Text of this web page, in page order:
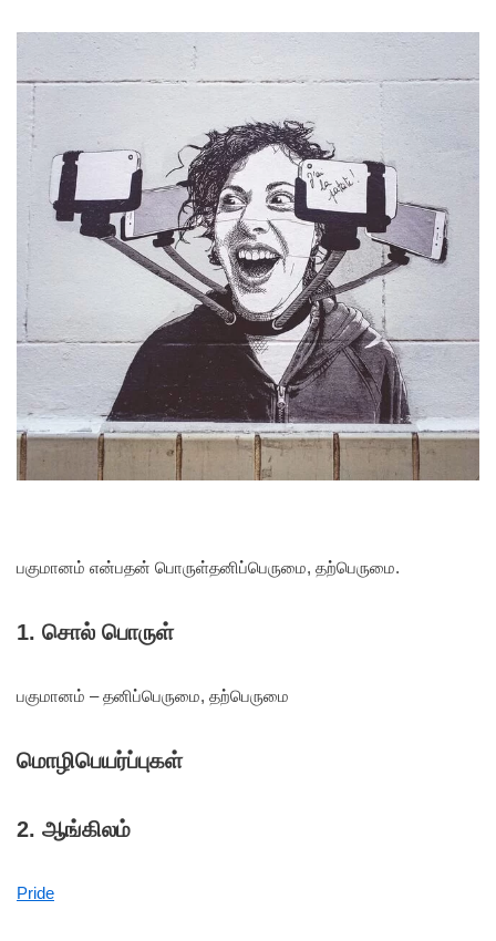
பகுமானம் என்பதன் பொருள்தனிப்பெருமை, தற்பெருமை.
1. சொல் பொருள்
பகுமானம் – தனிப்பெருமை, தற்பெருமை
மொழிபெயர்ப்புகள்
2. ஆங்கிலம்
Pride